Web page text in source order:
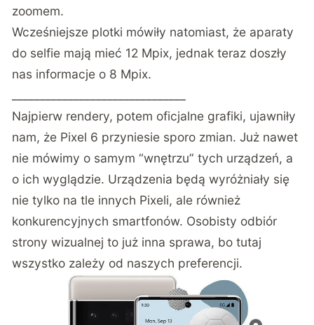
zoomem.
Wcześniejsze plotki mówiły natomiast, że aparaty
do selfie mają mieć 12 Mpix, jednak teraz doszły
nas informacje o 8 Mpix.
Najpierw rendery, potem oficjalne grafiki, ujawniły
nam, że Pixel 6 przyniesie sporo zmian. Już nawet
nie mówimy o samym “wnętrzu” tych urządzeń, a
o ich wyglądzie. Urządzenia będą wyróżniały się
nie tylko na tle innych Pixeli, ale również
konkurencyjnych smartfonów. Osobisty odbiór
strony wizualnej to już inna sprawa, bo tutaj
wszystko zależy od naszych preferencji.